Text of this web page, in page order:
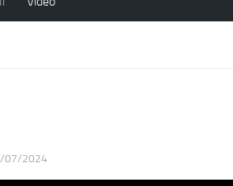
07/2024